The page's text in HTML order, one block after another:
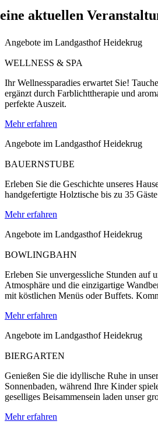
aktuellen
Angebote im Landgasthof Heidekrug
WELLNESS & SPA
Ihr Wellnessparadies erwartet Sie!
ergänzt durch Farblichttherapie und
perfekte Auszeit.
Mehr erfahren
Angebote im Landgasthof Heidekrug
BAUERNSTUBE
Erleben Sie die Geschichte unseres
handgefertigte Holztische bis zu 35
Mehr erfahren
Angebote im Landgasthof Heidekrug
BOWLINGBAHN
Erleben Sie unvergessliche Stunden auf
Atmosphäre und die einzigartige
mit köstlichen Menüs oder Buffets.
Mehr erfahren
Angebote im Landgasthof Heidekrug
BIERGARTEN
Genießen Sie die idyllische Ruhe in
Sonnenbaden, während Ihre Kinder
geselliges Beisammensein laden unser
Mehr erfahren